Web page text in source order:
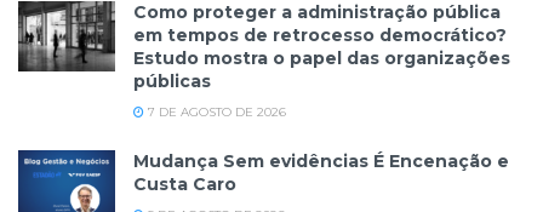
Como proteger a administração pública
em tempos de retrocesso democrático?
Estudo mostra o papel das organizações
públicas
7 DE AGOSTO DE 2026
Mudança Sem evidências É Encenação e
Custa Caro